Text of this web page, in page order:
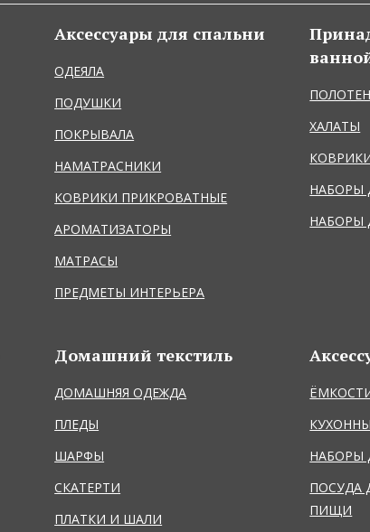
Аксессуары для спальни
ОДЕЯЛА
ПОДУШКИ
ПОКРЫВАЛА
НАМАТРАСНИКИ
КОВРИКИ ПРИКРОВАТНЫЕ
АРОМАТИЗАТОРЫ
МАТРАСЫ
ПРЕДМЕТЫ ИНТЕРЬЕРА
ХАЛАТЫ
НАБОРЫ
НАБОРЫ
Домашний текстиль
ДОМАШНЯЯ ОДЕЖДА
ПЛЕДЫ
ШАРФЫ
СКАТЕРТИ
ПЛАТКИ И ШАЛИ
НАБОРЫ
ПОСУДА
ПИЩИ